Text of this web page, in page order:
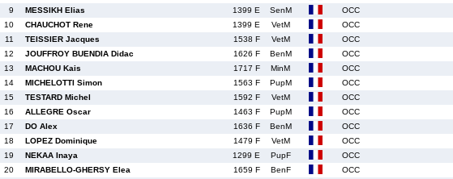
9
MESSIKH Elias 1399 E SenM OCC
10
CHAUCHOT Rene 1399 E VetM OCC
11
TEISSIER Jacques 1538 F VetM OCC
12
JOUFFROY BUENDIA Didac 1626 F BenM OCC
13
MACHOU Kais 1717 F MinM OCC
14
MICHELOTTI Simon 1563 F PupM OCC
15
TESTARD Michel 1592 F VetM OCC
16
ALLEGRE Oscar 1463 F PupM OCC
17
DO Alex 1636 F BenM OCC
18
LOPEZ Dominique 1479 F VetM OCC
19
NEKAA Inaya 1299 E PupF OCC
20
MIRABELLO-GHERSY Elea 1659 F BenF OCC